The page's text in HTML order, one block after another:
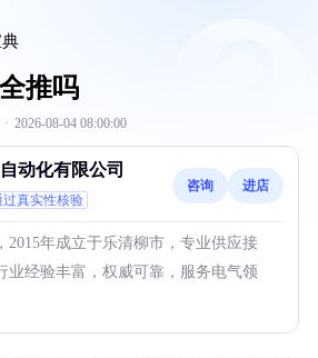
推吗
· 2026-08-04 08:00:00
动化有限公司
过真实性核验
咨询 进店
2015年成立于乐清柳市，专业供应接
业经验丰富，权威可靠，服务电气领